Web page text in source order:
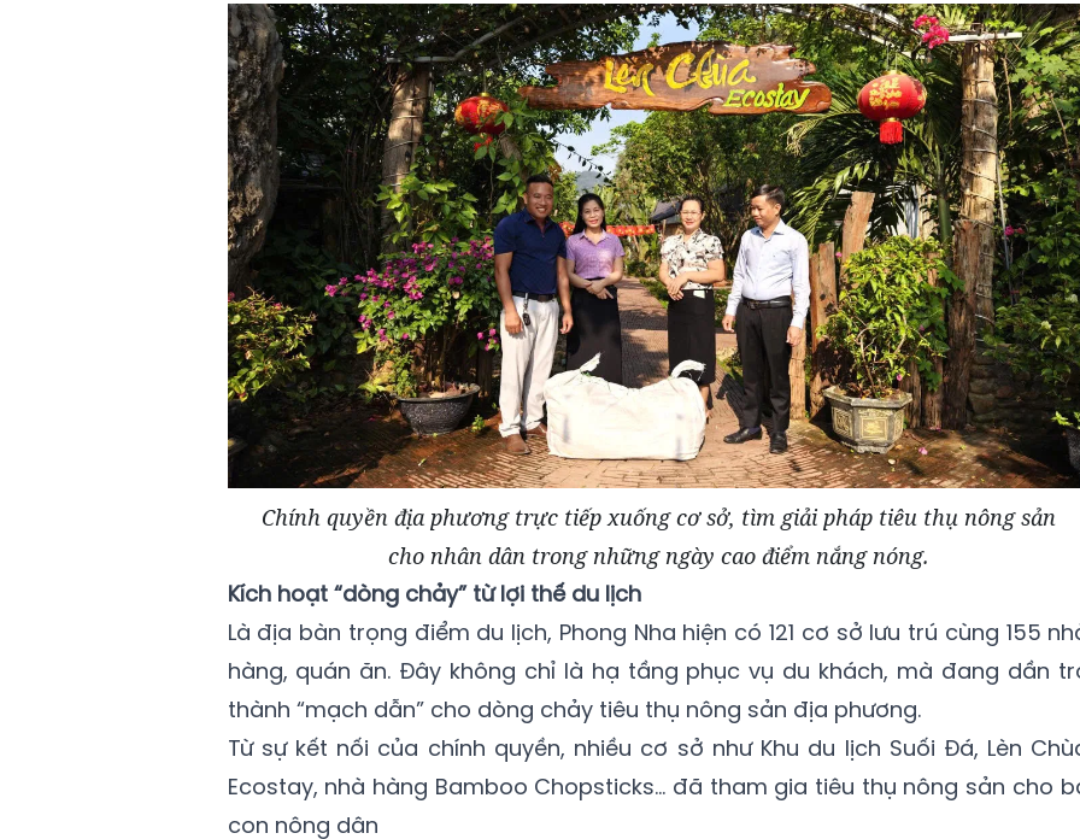
Chính quyền địa phương trực tiếp xuống cơ sở, tìm giải pháp tiêu thụ nông sản
cho nhân dân trong những ngày cao điểm nắng nóng.
Kích hoạt “dòng chảy” từ lợi thế du lịch
Là địa bàn trọng điểm du lịch, Phong Nha hiện có 121 cơ sở lưu trú cùng 155
hàng, quán ăn. Đây không chỉ là hạ tầng phục vụ du khách, mà đang dần
thành “mạch dẫn” cho dòng chảy tiêu thụ nông sản địa phương.
Từ sự kết nối của chính quyền, nhiều cơ sở như Khu du lịch Suối Đá, Lèn
Ecostay, nhà hàng Bamboo Chopsticks… đã tham gia tiêu thụ nông sản cho
con nông dân